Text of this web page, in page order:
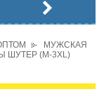
МУЖСКАЯ
ШУТЕР (M-3XL)